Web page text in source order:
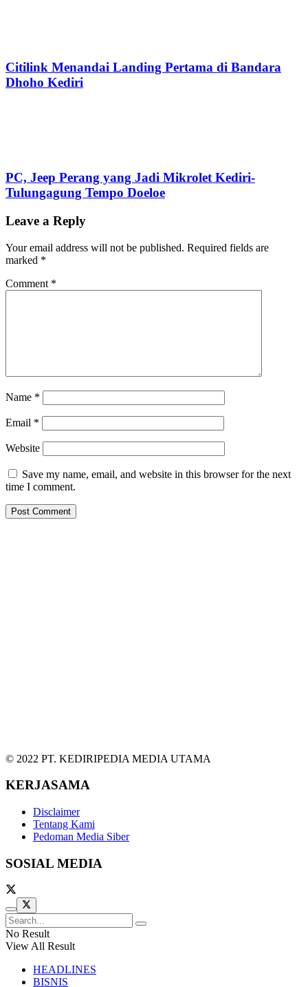
Citilink Menandai Landing Pertama di Bandara
Dhoho Kediri
PC, Jeep Perang yang Jadi Mikrolet Kediri-
Tulungagung Tempo Doeloe
Leave a Reply
Your email address will not be published. Required fields are
marked *
Comment *
Name *
Email *
Website
Save my name, email, and website in this browser for the next
time I comment.
© 2022 PT. KEDIRIPEDIA MEDIA UTAMA
KERJASAMA
Disclaimer
Tentang Kami
Pedoman Media Siber
SOSIAL MEDIA
No Result
View All Result
HEADLINES
BISNIS